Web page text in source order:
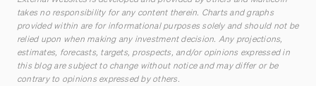
takes no responsibility for any content therein. Charts and graphs
provided within are for informational purposes solely and should not be
relied upon when making any investment decision. Any projections,
estimates, forecasts, targets, prospects, and/or opinions expressed in
this blog are subject to change without notice and may differ or be
contrary to opinions expressed by others.